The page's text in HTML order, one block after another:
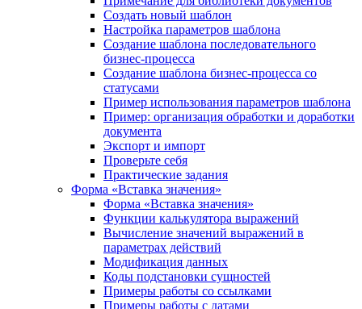
Создать новый шаблон
Настройка параметров шаблона
Создание шаблона последовательного
бизнес-процесса
Создание шаблона бизнес-процесса со
статусами
Пример использования параметров шаблона
Пример: организация обработки и доработки
документа
Экспорт и импорт
Проверьте себя
Практические задания
Форма «Вставка значения»
Форма «Вставка значения»
Функции калькулятора выражений
Вычисление значений выражений в
параметрах действий
Модификация данных
Коды подстановки сущностей
Примеры работы со ссылками
Примеры работы с датами